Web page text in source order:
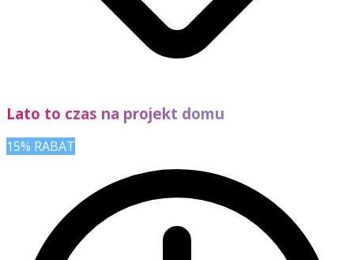
Lato to czas na projekt domu
15% RABAT